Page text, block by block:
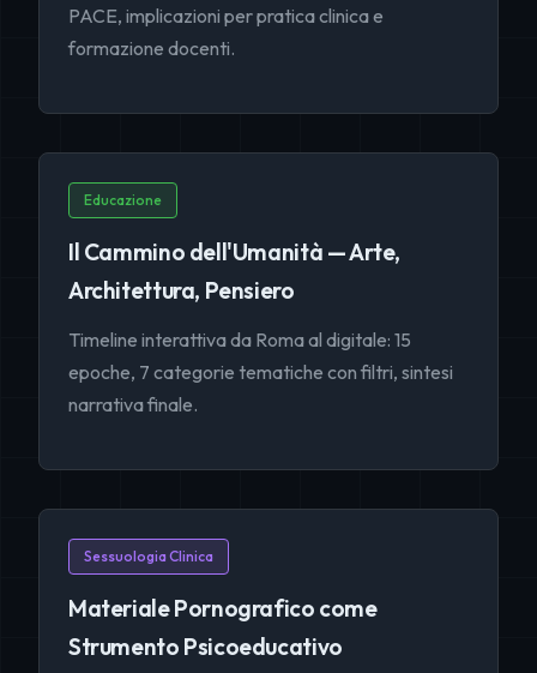
PACE, implicazioni per pratica clinica e
formazione docenti.
Educazione
Il Cammino dell'Umanità — Arte,
Architettura, Pensiero
Timeline interattiva da Roma al digitale: 15
epoche, 7 categorie tematiche con filtri, sintesi
narrativa finale.
Sessuologia Clinica
Materiale Pornografico come
Strumento Psicoeducativo